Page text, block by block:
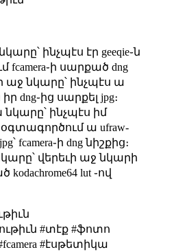
ինչպէս էր geeqie֊ն
սարքած dng
աջ նկարը՝ ինչպէս ա
իր dng֊ից սարքել jpg։
ինչպէս իմ
ա ufraw-
fcamera֊ի dng նիշքից։
վերեւի աջ նկարի
lut ֊ով
#տէք #ֆոտո
#էսթետիկա